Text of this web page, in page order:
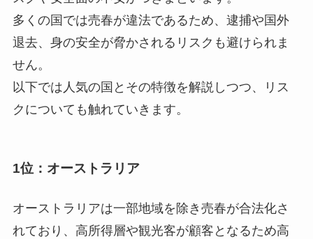
多くの国では売春が違法であるため、逮捕や国外
退去、身の安全が脅かされるリスクも避けられま
せん。
以下では人気の国とその特徴を解説しつつ、リス
クについても触れていきます。
1位：オーストラリア
オーストラリアは一部地域を除き売春が合法化さ
れており、高所得層や観光客が顧客となるため高